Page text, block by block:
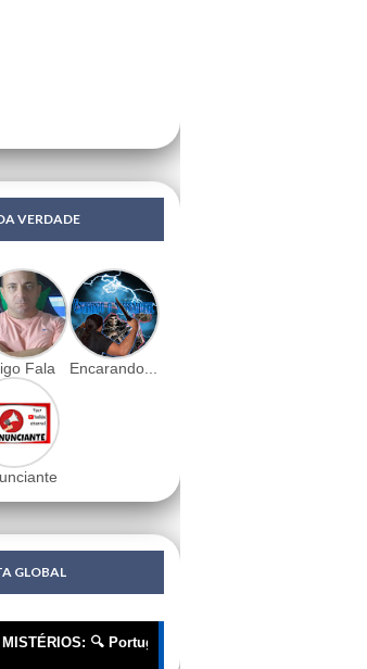
VERDADE
Fala Encarando...
GLOBAL
🔍 Portugueses: A Corrente Invisível que nos